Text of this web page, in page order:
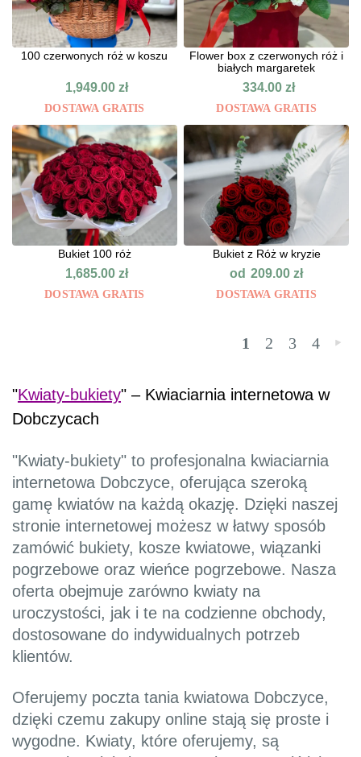
100 czerwonych róż w koszu
1,949.00zł
DOSTAWA GRATIS
Flower box z czerwonych róż i
białych margaretek
334.00zł
DOSTAWA GRATIS
Bukiet 100 róż
1,685.00zł
DOSTAWA GRATIS
Bukiet z Róż w kryzie
od 209.00zł
DOSTAWA GRATIS
1 2 3 4 »
"Kwiaty-bukiety" – Kwiaciarnia internetowa w
Dobczycach
"Kwiaty-bukiety" to profesjonalna kwiaciarnia
internetowa Dobczyce, oferująca szeroką
gamę kwiatów na każdą okazję. Dzięki naszej
stronie internetowej możesz w łatwy sposób
zamówić bukiety, kosze kwiatowe, wiązanki
pogrzebowe oraz wieńce pogrzebowe. Nasza
oferta obejmuje zarówno kwiaty na
uroczystości, jak i te na codzienne obchody,
dostosowane do indywidualnych potrzeb
klientów.
Oferujemy poczta tania kwiatowa Dobczyce,
dzięki czemu zakupy online stają się proste i
wygodne. Kwiaty, które oferujemy, są